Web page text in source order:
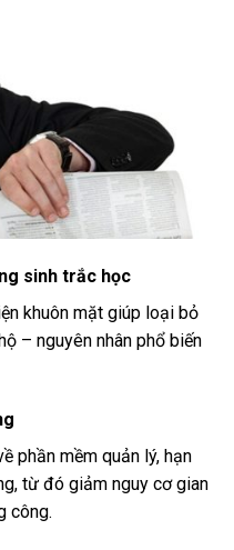
sinh trắc học
khuôn mặt giúp loại bỏ
– nguyên nhân phổ biến
phần mềm quản lý, hạn
từ đó giảm nguy cơ gian
công.